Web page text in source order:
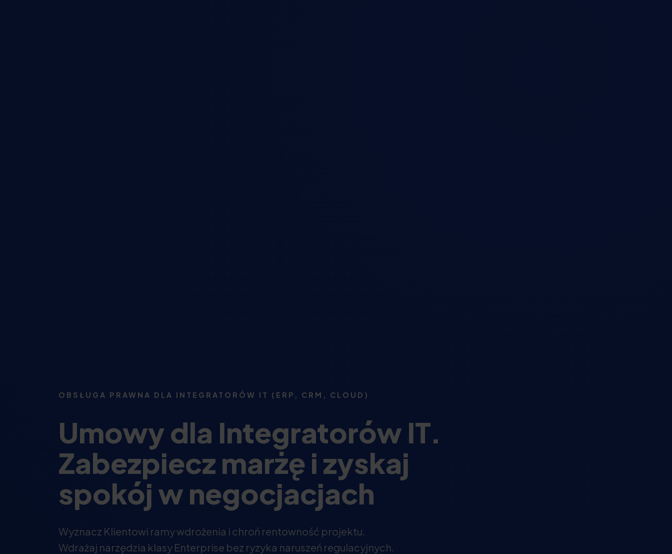
OBSŁUGA PRAWNA DLA INTEGRATORÓW IT (ERP, CRM, CLOUD)
Umowy dla Integratorów IT.
Zabezpiecz marżę i zyskaj
spokój w negocjacjach
Wyznacz Klientowi ramy wdrożenia i chroń rentowność projektu.
Wdrażaj narzędzia klasy Enterprise bez ryzyka naruszeń regulacyjnych.